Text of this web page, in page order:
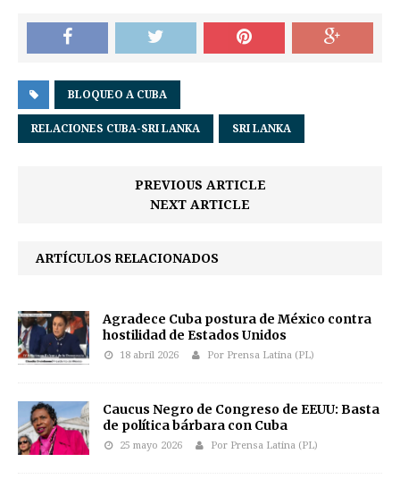
BLOQUEO A CUBA
RELACIONES CUBA-SRI LANKA SRI LANKA
PREVIOUS ARTICLE
NEXT ARTICLE
ARTÍCULOS RELACIONADOS
Agradece Cuba postura de México contra
hostilidad de Estados Unidos
18 abril 2026 Por Prensa Latina (PL)
Caucus Negro de Congreso de EEUU: Basta
de política bárbara con Cuba
25 mayo 2026 Por Prensa Latina (PL)